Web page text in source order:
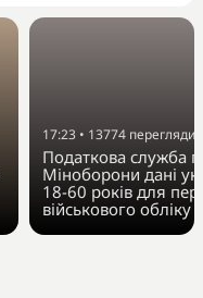
17:23 • 13774 перегляди
Податкова служба
Міноборони дані
18-60 років для
військового обліку